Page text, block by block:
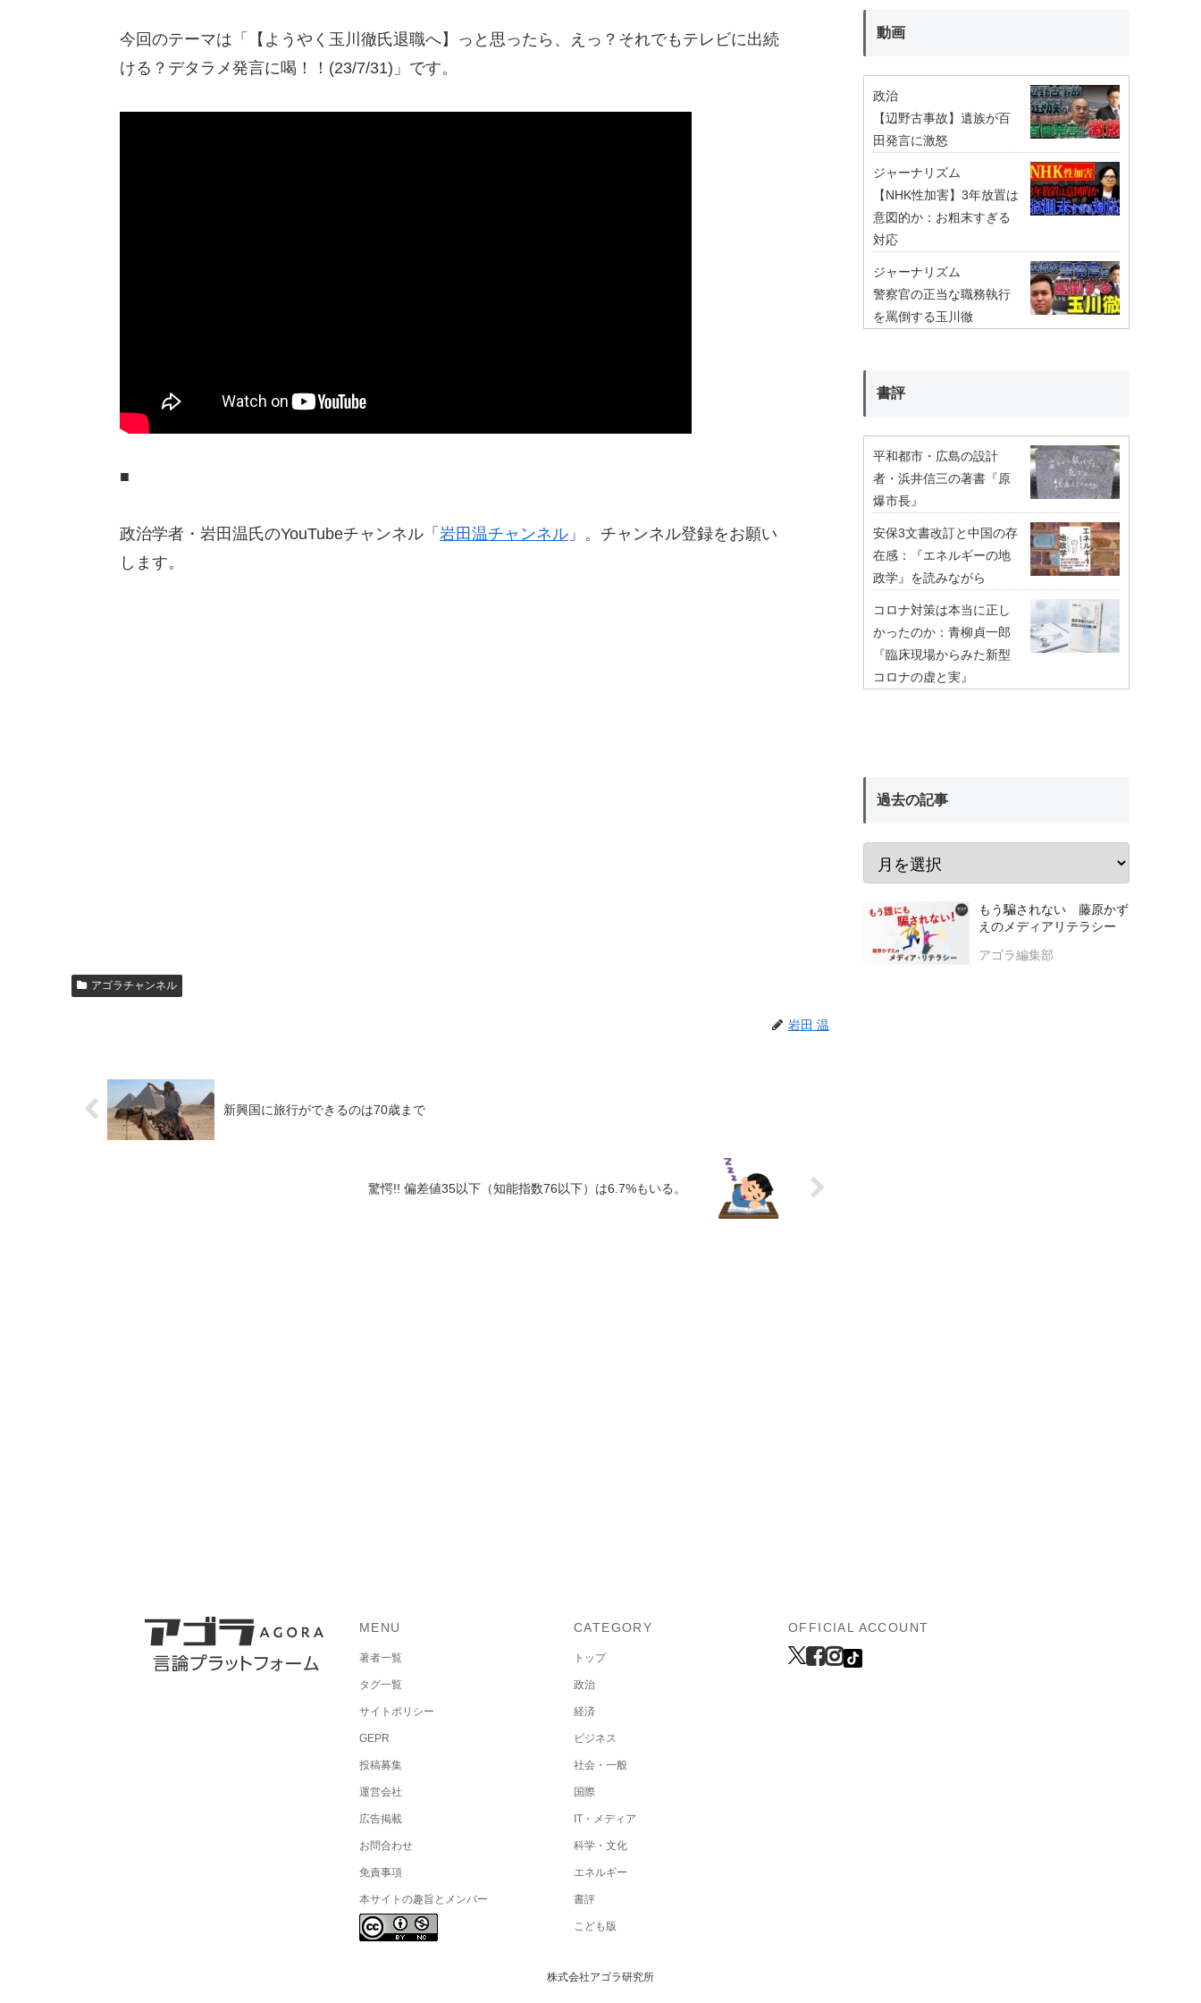
今回のテーマは「【ようやく玉川徹氏退職へ】っと思ったら、えっ？それでもテレビに出続
ける？デタラメ発言に喝！！(23/7/31)」です。
■
政治学者・岩田温氏のYouTubeチャンネル「 岩田温チャンネル」。チャンネル登録をお願い
します。
アゴラチャンネル
岩田 温
新興国に旅行ができるのは70歳まで
驚愕!! 偏差値35以下（知能指数76以下）は6.7%もいる。
動画
政治
【辺野古事故】遺族が百
田発言に激怒
ジャーナリズム
【NHK性加害】3年放置は
意図的か：お粗末すぎる
対応
ジャーナリズム
警察官の正当な職務執行
を罵倒する玉川徹
書評
平和都市・広島の設計
者・浜井信三の著書『原
爆市長』
安保3文書改訂と中国の存
在感：『エネルギーの地
政学』を読みながら
コロナ対策は本当に正し
かったのか：青柳貞一郎
『臨床現場からみた新型
コロナの虚と実』
過去の記事
もう騙されない 藤原かず
えのメディアリテラシー
アゴラ編集部
MENU
著者一覧
タグ一覧
サイトポリシー
GEPR
投稿募集
運営会社
広告掲載
お問合わせ
免責事項
本サイトの趣旨とメンバー
CATEGORY
トップ
政治
経済
ビジネス
社会・一般
国際
IT・メディア
科学・文化
エネルギー
書評
こども版
OFFICIAL ACCOUNT
株式会社アゴラ研究所